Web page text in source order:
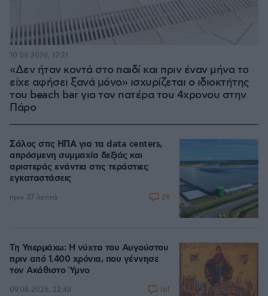
«Δεν ήταν κοντά στο παιδί και πριν έναν μήνα το
είχε αφήσει ξανά μόνο» ισχυρίζεται ο ιδιοκτήτης
του beach bar για τον πατέρα του 4χρονου στην
Πάρο
10.08.2026, 12:21
Σάλος στις ΗΠΑ για τα data centers,
απρόσμενη συμμαχία δεξιάς και
αριστεράς ενάντια στις τεράστιες
εγκαταστάσεις
πριν 37 λεπτά 29
Τη Υπερμάχω: Η νύχτα του Αυγούστου
πριν από 1.400 χρόνια, που γέννησε
τον Ακάθιστο Ύμνο
09.08.2026, 22:48 161